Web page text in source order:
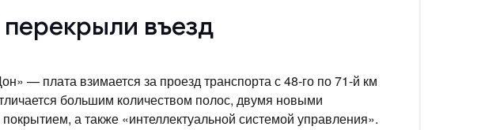
въезд
— плата взимается за проезд транспорта с 48-го по 71-й км
большим количеством полос, двумя новыми
а также «интеллектуальной системой управления».